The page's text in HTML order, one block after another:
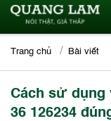
Trang chủ Bài viết
Cách sử dụng
36 126234